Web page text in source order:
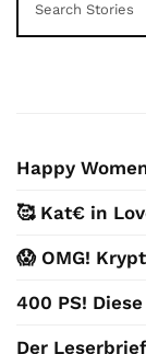
Happy
🥰 Kat€ in
😱 OMG!
400 PS!
Der